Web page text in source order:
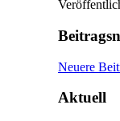
Neuere
Aktuell